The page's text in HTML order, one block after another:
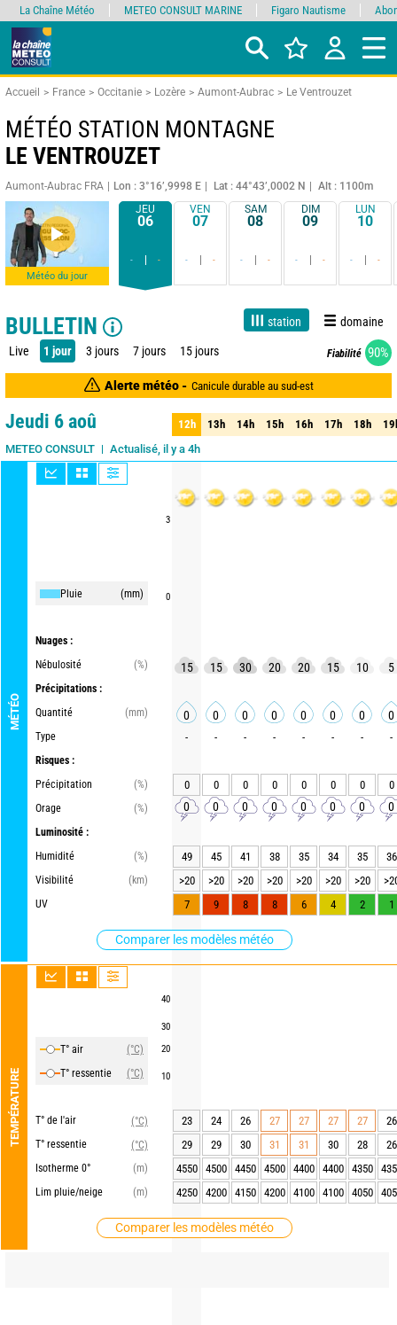
Accueil France Occitanie Lozère Aumont-Aubrac Le Ventrouzet
MÉTÉO STATION MONTAGNE
LE VENTROUZET
Aumont-Aubrac FRA Lon : 3°16’,9998 E Lat : 44°43’,0002 N Alt : 1100m
Météo du jour
JEU
06
- -
VEN
07
- -
SAM
08
- -
DIM
09
- -
LUN
10
- -
BULLETIN station domaine
Live 1 jour 3 jours 7 jours 15 jours Fiabilité 90%
Alerte météo - Canicule durable au sud-est
Jeudi 6 aoû
METEO CONSULT Actualisé, il y a 4h
MÉTÉO
Pluie (mm)
Nuages :
Nébulosité
(%)
Précipitations :
Quantité
(mm)
Type
Risques :
Précipitation
(%)
Orage
(%)
Luminosité :
Humidité
(%)
Visibilité
(km)
UV
Comparer les modèles météo
TEMPÉRATURE
T° air
(°C)
T° ressentie
(°C)
T° de l'air
(°C)
T° ressentie
(°C)
Isotherme 0°
(m)
Lim pluie/neige
(m)
Comparer les modèles météo
3
0
40
30
20
10
12h 13h 14h 15h 16h 17h 18h
12h 13h 14h 15h 16h 17h 18h
15 15 30 20 20 15 10 5
0 0 0 0 0 0 0 0
- - - - - - - -
0 0 0 0 0 0 0 0
0 0 0 0 0 0 0 0
49 45 41 38 35 34 35
36
>20
>20 >20 >20 >20 >20 >20
7
9 8 8 6 4 2 1
23 24 26 27 27 27 27
26
29
29 30 31 31 30 28
26
4550
4500 4450 4500 4400 4400 4350
4250
4200 4150 4200 4100 4100 4050
La Chaîne Météo METEO CONSULT MARINE Figaro Nautisme